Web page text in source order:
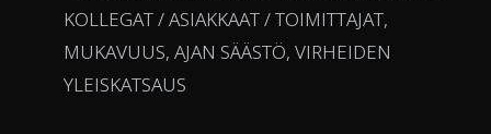
KOLLEGAT / ASIAKKAAT / TOIMITTAJAT,
MUKAVUUS, AJAN SÄÄSTÖ, VIRHEIDEN
YLEISKATSAUS